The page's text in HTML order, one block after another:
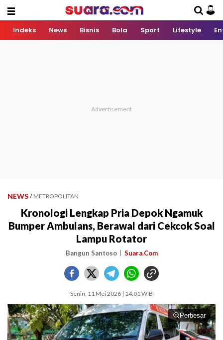
Indeks News Bisnis Bola Sport Lifestyle
NEWS / METROPOLITAN
Kronologi Lengkap Pria Depok Ngamuk
Bumper Ambulans, Berawal dari Cekcok Soal
Lampu Rotator
Bangun Santoso Suara.Com
Senin, 11 Mei 2026 | 14:01 WIB
Perbesar